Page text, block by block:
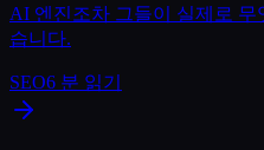
AI 엔진조차 그들이 실제로
습니다.
SEO6 분 읽기